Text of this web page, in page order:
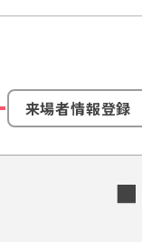
来場者情報登録
■